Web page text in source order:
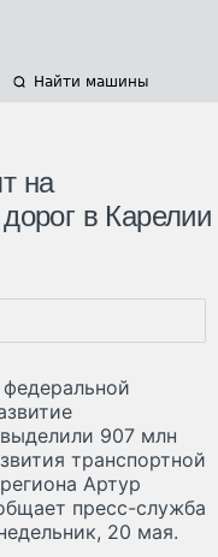
Найти машины
на
в Карелии
907 млн
транспортной
Артур
пресс-служба
20 мая.